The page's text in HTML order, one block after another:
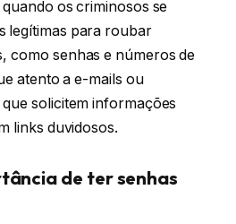
os criminosos se
legítimas para roubar
como senhas e números de
atento a e-mails ou
solicitem informações
links duvidosos.
de ter senhas